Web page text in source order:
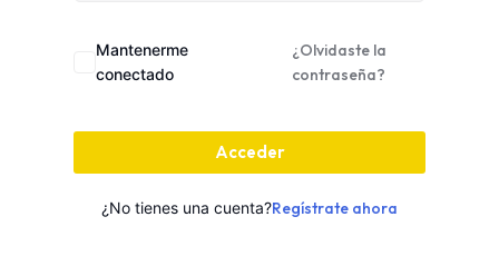
Mantenerme
conectado
¿Olvidaste la
contraseña?
Acceder
¿No tienes una cuenta?Regístrate ahora